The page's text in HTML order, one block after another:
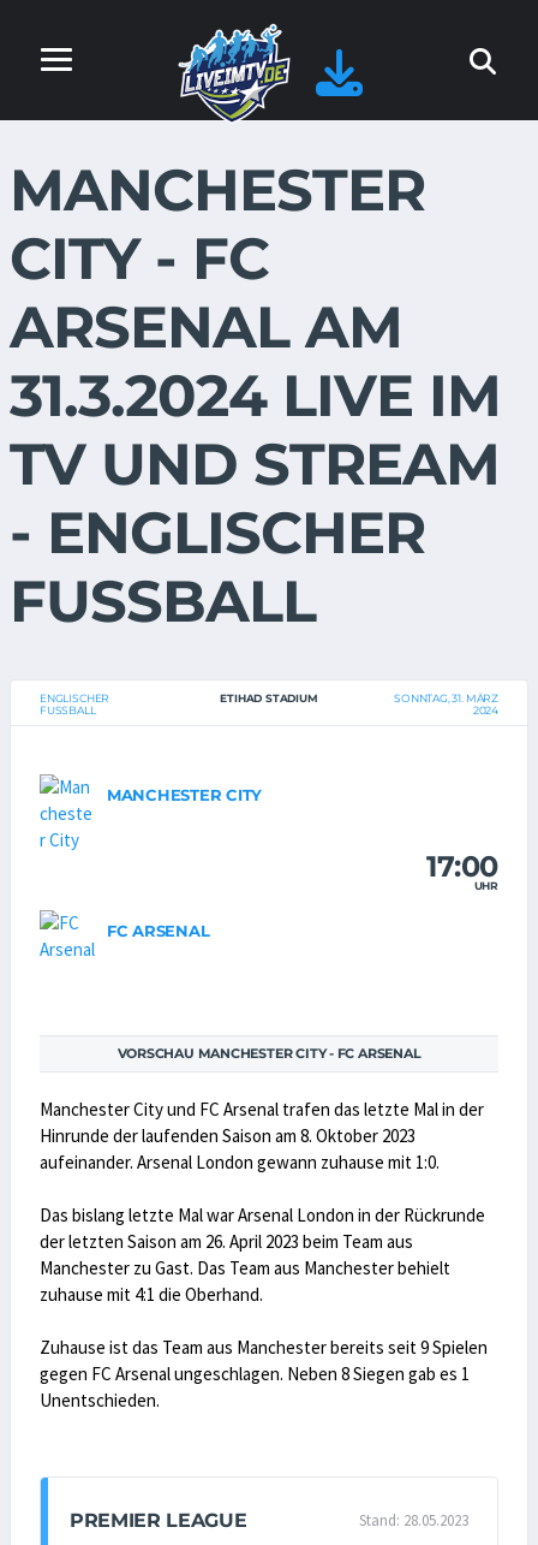
MANCHESTER
CITY - FC
ARSENAL AM
31.3.2024 LIVE IM
TV UND STREAM
- ENGLISCHER
FUSSBALL
ENGLISCHER
FUSSBALL
ETIHAD STADIUM
SONNTAG, 31. MÄRZ
2024
MANCHESTER CITY
17:00
UHR
FC ARSENAL
VORSCHAU MANCHESTER CITY - FC ARSENAL
Manchester City und FC Arsenal trafen das letzte Mal in der
Hinrunde der laufenden Saison am 8. Oktober 2023
aufeinander. Arsenal London gewann zuhause mit 1:0.
Das bislang letzte Mal war Arsenal London in der Rückrunde
der letzten Saison am 26. April 2023 beim Team aus
Manchester zu Gast. Das Team aus Manchester behielt
zuhause mit 4:1 die Oberhand.
Zuhause ist das Team aus Manchester bereits seit 9 Spielen
gegen FC Arsenal ungeschlagen. Neben 8 Siegen gab es 1
Unentschieden.
PREMIER LEAGUE Stand: 28.05.2023